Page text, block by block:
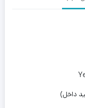
داخل)